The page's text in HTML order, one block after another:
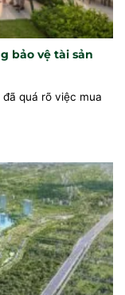
bảo vệ tài sản
quá rõ việc mua